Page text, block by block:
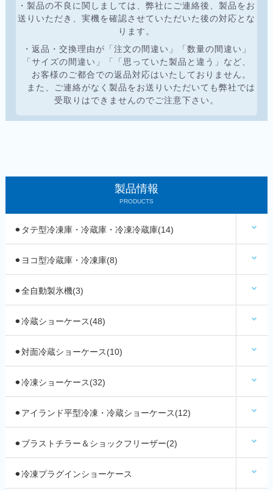
・製品の不良に関しましては、弊社にご連絡後、製品をお
送りいただき、実機を確認させていただいた後の対応とな
ります。
・返品・交換理由が「注文の間違い」「数量の間違い」
「サイズの間違い」「「思っていた製品と違う」など、
お客様のご都合での返品対応はいたしておりません。
また、ご連絡がなく製品をお送りいただいても弊社では
受取りはできませんのでご注意下さい。
製品情報
PRODUCTS
⚫︎タテ型冷凍庫・冷蔵庫・冷凍冷蔵庫(14)
⚫︎ヨコ型冷蔵庫・冷凍庫(8)
⚫︎全自動製氷機(3)
⚫︎冷蔵ショーケース(48)
⚫︎対面冷蔵ショーケース(10)
⚫︎冷凍ショーケース(32)
⚫︎アイランド平型冷凍・冷蔵ショーケース(12)
⚫︎ブラストチラー＆ショックフリーザー(2)
⚫︎冷凍プラグインショーケース